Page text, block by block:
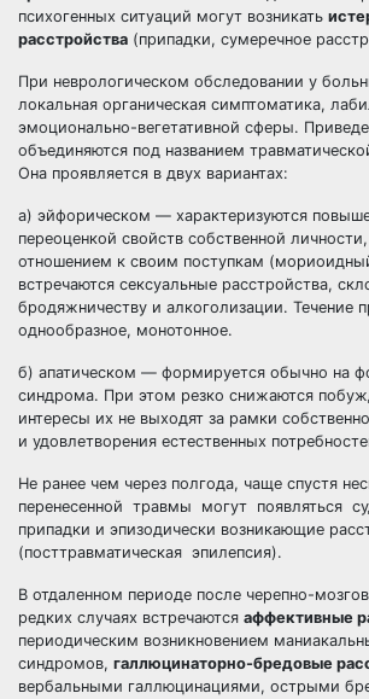
психогенных ситуаций могут возникать
расстройства (припадки, сумеречное
При неврологическом обследовании у
локальная органическая симптоматика,
эмоционально-вегетативной сферы.
объединяются под названием
Она проявляется в двух вариантах:
а) эйфорическом — характеризуются
переоценкой свойств собственной
отношением к своим поступкам
встречаются сексуальные расстройства,
бродяжничеству и алкоголизации. Течение
однообразное, монотонное.
б) апатическом — формируется обычно на
синдрома. При этом резко снижаются
интересы их не выходят за рамки
и удовлетворения естественных
Не ранее чем через полгода, чаще спустя
перенесенной травмы могут появляться
припадки и эпизодически возникающие
(посттравматическая эпилепсия).
В отдаленном периоде после черепно-
редких случаях встречаются аффективные
периодическим возникновением
синдромов, галлюцинаторно-бредовые
вербальными галлюцинациями, острыми